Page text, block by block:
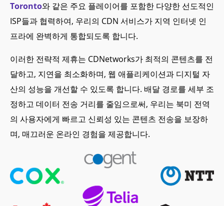
Toronto와 같은 주요 플레이어를 포함한 다양한 선도적인
ISP들과 협력하여, 우리의 CDN 서비스가 지역 인터넷 인
프라에 완벽하게 통합되도록 합니다.
이러한 전략적 제휴는 CDNetworks가 최적의 콘텐츠를 전
달하고, 지연을 최소화하며, 웹 애플리케이션과 디지털 자
산의 성능을 개선할 수 있도록 합니다. 배달 경로를 세부 조
정하고 데이터 전송 거리를 줄임으로써, 우리는 북미 전역
의 사용자에게 빠르고 신뢰성 있는 콘텐츠 전송을 보장하
며, 매끄러운 온라인 경험을 제공합니다.